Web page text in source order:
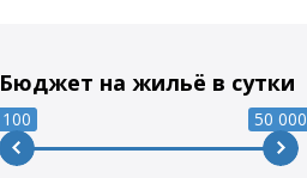
Бюджет на жильё в сутки
100 50 000